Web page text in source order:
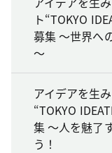
ト“TOKYO
募集 ～世界へ
～
アイデアを生
“TOKYO
集 ～人を魅了
う！